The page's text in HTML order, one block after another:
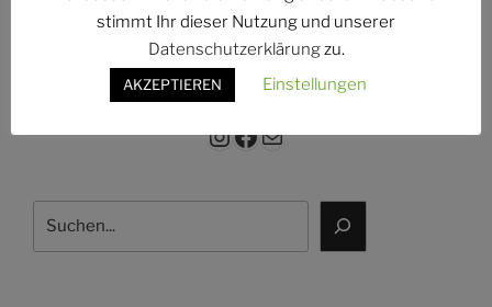
Instagram
Facebook
E-Mail
stimmt Ihr dieser Nutzung und unserer
Datenschutzerklärungzu.
AKZEPTIEREN Einstellungen